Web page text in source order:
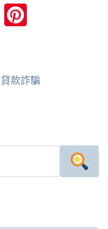
T
er es
貸款詐騙